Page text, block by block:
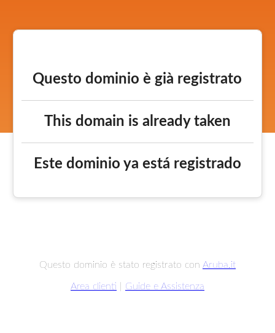
Questo dominio è già registrato
This domain is already taken
Este dominio ya está registrado
Questo dominio è stato registrato con Aruba.it
Area clienti Guide e Assistenza